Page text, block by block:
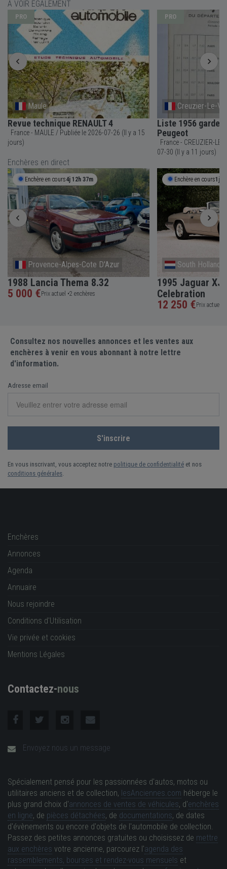
À VOIR ÉGALEMENT
PRO
Maule
Revue technique RENAULT 4
France - MAULE / Publiée le 2026-07-26 (Il y a 15
jours)
PRO
Creuzier-Le-
Liste 1956 garde
Peugeot
France - CREUZIER-LE-VIEUX /
07-30 (Il y a 11 jours)
Enchères en direct
Enchère en cours4j 12h 37m
Provence-Alpes-Cote D'Azur
1988 Lancia Thema 8.32
5 000 € Prix actuel •2 enchères
Enchère en cours1j
South Holland
1995 Jaguar
Celebration
12 250 € Prix actuel •
Consultez nos nouvelles annonces et les ventes aux
enchères à venir en vous abonnant à notre lettre
d'information.
Adresse email
En vous inscrivant, vous acceptez notre politique de confidentialité et nos
conditions générales.
Enchères
Annonces
Agenda
Annuaire
Nous rejoindre
Conditions d'Utilisation
Vie privée et cookies
Mentions Légales
Contactez-nous
Envoyez nous un message
Spécialement pensé pour les passionnées d'autos, motos ou
utilitaires anciens et de collection, lesAnciennes.com héberge le
plus grand choix d'annonces de ventes de véhicules, d'enchères
en ligne, de pièces détachées, de documentations, de dates
d'évènements ou encore d'objets de l'automobile de collection.
Passez des petites annonces gratuites ou choisissez de mettre
aux enchères votre ancienne, parcourez l'agenda des
rassemblements, bourses et rendez-vous mensuels et